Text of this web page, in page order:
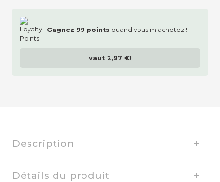
Gagnez 99 points quand vous m'achetez !
vaut 2,97 €!
Description
Détails du produit